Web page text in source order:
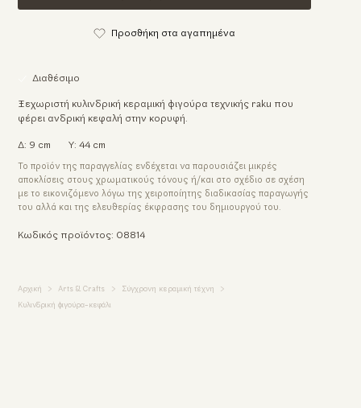
Προσθήκη στα αγαπημένα
Διαθέσιμο
Ξεχωριστή κυλινδρική κεραμική φιγούρα τεχνικής raku που
φέρει ανδρική κεφαλή στην κορυφή.
Δ: 9 cm Υ: 44 cm
Το προϊόν της παραγγελίας ενδέχεται να παρουσιάζει μικρές
αποκλίσεις στους χρωματικούς τόνους ή/και στο σχέδιο σε σχέση
με το εικονιζόμενο λόγω της χειροποίητης διαδικασίας παραγωγής
του αλλά και της ελευθερίας έκφρασης του δημιουργού του.
Κωδικός προϊόντος: 08814
Αρχική Arts & Crafts Σύγχρονη κεραμική τέχνη
Κυλινδρική φιγούρα-κεφάλι